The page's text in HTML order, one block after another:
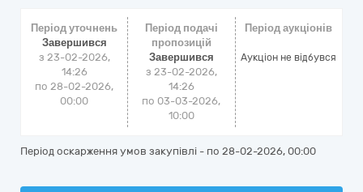
Період уточнень
Завершився
з 23-02-2026,
14:26
по 28-02-2026,
00:00
Період подачі
пропозицій
Завершився
з 23-02-2026,
14:26
по 03-03-2026,
10:00
Період аукціонів
Аукціон не відбувся
Період оскарження умов закупівлі - по 28-02-2026, 00:00